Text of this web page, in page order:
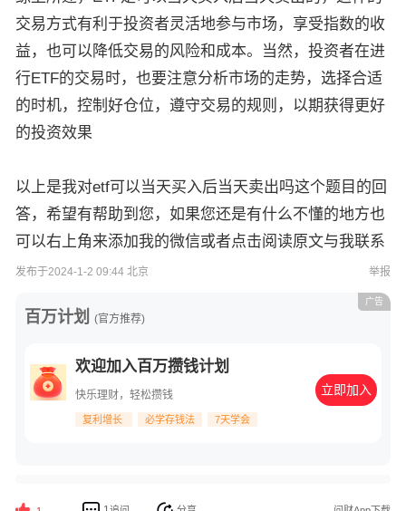
交易方式有利于投资者灵活地参与市场，享受指数的收
益，也可以降低交易的风险和成本。当然，投资者在进
行ETF的交易时，也要注意分析市场的走势，选择合适
的时机，控制好仓位，遵守交易的规则，以期获得更好
的投资效果
以上是我对etf可以当天买入后当天卖出吗这个题目的回
答，希望有帮助到您，如果您还是有什么不懂的地方也
可以右上角来添加我的微信或者点击阅读原文与我联系
发布于2024-1-2 09:44 北京 举报
百万计划 (官方推荐)
欢迎加入百万攒钱计划
快乐理财，轻松攒钱
复利增长 必学存钱法 7天学会
立即加入
广告